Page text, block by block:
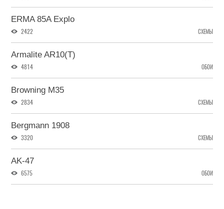
ERMA 85A Explo
2422 СХЕМЫ
Armalite AR10(T)
4814 ОБОИ
Browning M35
2834 СХЕМЫ
Bergmann 1908
3320 СХЕМЫ
AK-47
6575 ОБОИ